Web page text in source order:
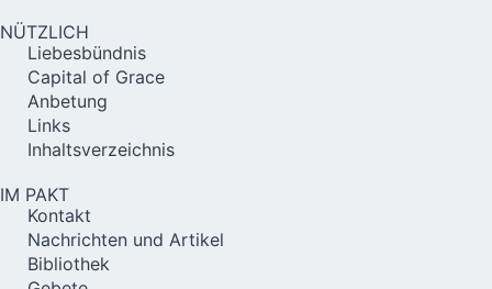
NÜTZLICH
Liebesbündnis
Capital of Grace
Anbetung
Links
Inhaltsverzeichnis
IM PAKT
Kontakt
Nachrichten und Artikel
Bibliothek